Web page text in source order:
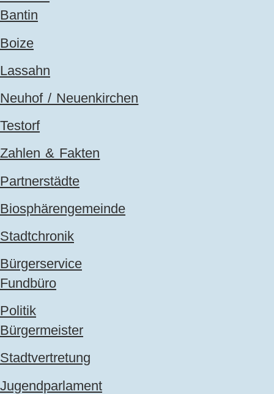
Bantin
Boize
Lassahn
Neuhof / Neuenkirchen
Testorf
Zahlen & Fakten
Partnerstädte
Biosphärengemeinde
Stadtchronik
Bürgerservice
Fundbüro
Politik
Bürgermeister
Stadtvertretung
Jugendparlament